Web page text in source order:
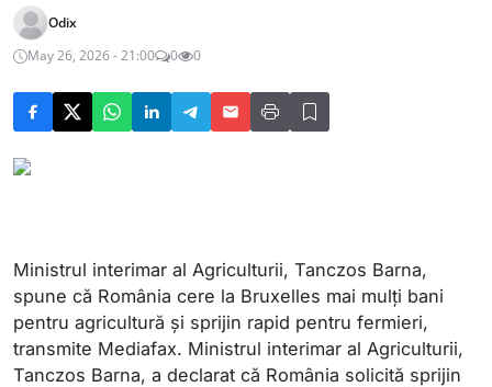
Odix
May 26, 2026 - 21:00
0 0
Ministrul interimar al Agriculturii, Tanczos Barna,
spune că România cere la Bruxelles mai mulți bani
pentru agricultură și sprijin rapid pentru fermieri,
transmite Mediafax. Ministrul interimar al Agriculturii,
Tanczos Barna, a declarat că România solicită sprijin